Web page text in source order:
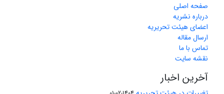
صفحه اصلی
درباره نشریه
اعضای هیئت تحریریه
ارسال مقاله
تماس با ما
نقشه سایت
آخرین اخبار